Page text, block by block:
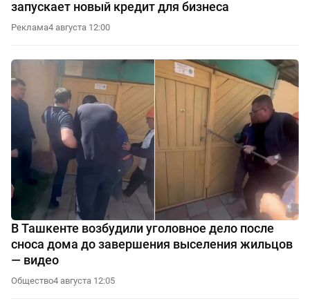
запускает новый кредит для бизнеса
Реклама4 августа 12:00
В Ташкенте возбудили уголовное дело после
сноса дома до завершения выселения жильцов
— видео
Общество4 августа 12:05